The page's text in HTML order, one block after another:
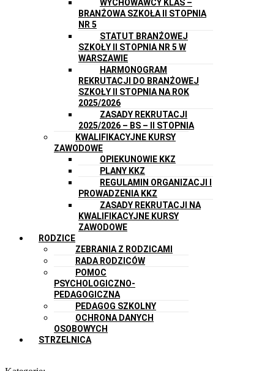
WYCHOWAWCY KLAS –
BRANŻOWA SZKOŁA II STOPNIA
NR 5
STATUT BRANŻOWEJ
SZKOŁY II STOPNIA NR 5 W
WARSZAWIE
HARMONOGRAM
REKRUTACJI DO BRANŻOWEJ
SZKOŁY II STOPNIA NA ROK
2025/2026
ZASADY REKRUTACJI
2025/2026 – BS – II STOPNIA
KWALIFIKACYJNE KURSY
ZAWODOWE
OPIEKUNOWIE KKZ
PLANY KKZ
REGULAMIN ORGANIZACJI I
PROWADZENIA KKZ
ZASADY REKRUTACJI NA
KWALIFIKACYJNE KURSY
ZAWODOWE
RODZICE
ZEBRANIA Z RODZICAMI
RADA RODZICÓW
POMOC
PSYCHOLOGICZNO-
PEDAGOGICZNA
PEDAGOG SZKOLNY
OCHRONA DANYCH
OSOBOWYCH
STRZELNICA